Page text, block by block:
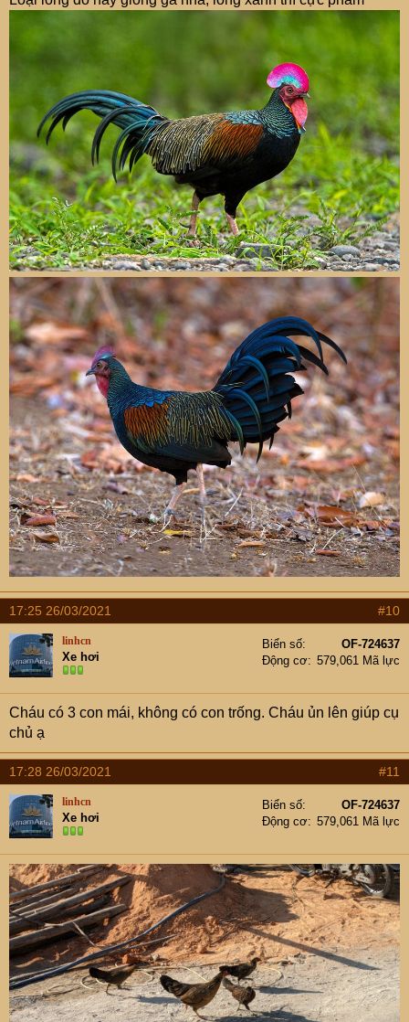
17:25 26/03/2021 #10
linhcn
Xe hơi
Biển số
OF-724637
Động cơ
579,061 Mã lực
Cháu có 3 con mái, không có con trống. Cháu ủn lên giúp cụ
chủ ạ
17:28 26/03/2021 #11
linhcn
Xe hơi
Biển số
OF-724637
Động cơ
579,061 Mã lực